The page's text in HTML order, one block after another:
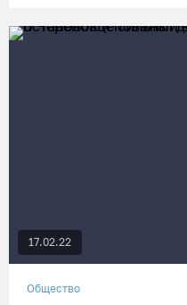
17.02.22
Общество